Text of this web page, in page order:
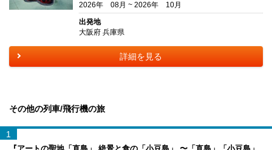
2026年 08月 ~ 2026年 10月
出発地
大阪府 兵庫県
詳細を見る
その他の列車/飛行機の旅
1